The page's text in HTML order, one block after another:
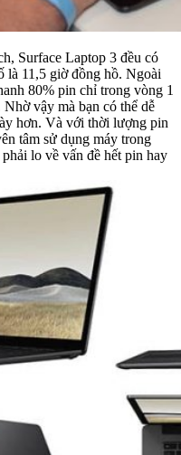
Surface Laptop 3 đều có
11,5 giờ đồng hồ. Ngoài
80% pin chỉ trong vòng 1
vậy mà bạn có thể dễ
hơn. Và với thời lượng pin
tâm sử dụng máy trong
lo về vấn đề hết pin hay